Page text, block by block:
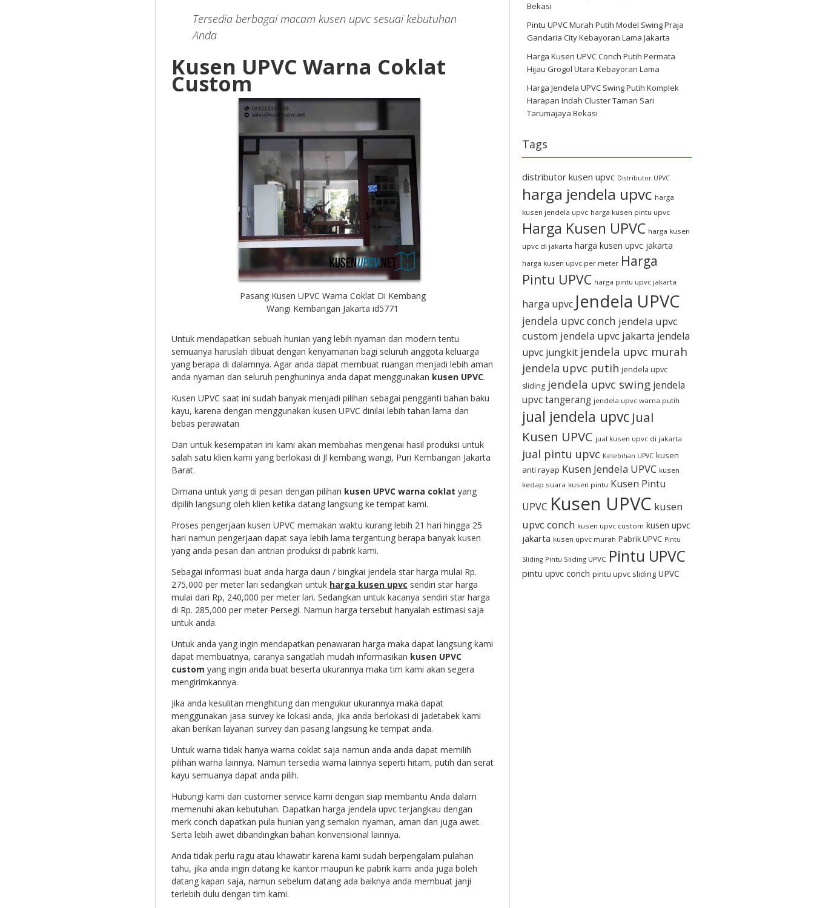
Tersedia berbagai macam kusen upvc sesuai kebutuhan
Anda
Kusen UPVC Warna Coklat
Custom
Pasang Kusen UPVC Warna Coklat Di Kembang
Wangi Kembangan Jakarta id5771
Untuk mendapatkan sebuah hunian yang lebih nyaman dan modern tentu
semuanya haruslah dibuat dengan kenyamanan bagi seluruh anggota keluarga
yang berapa di dalamnya. Agar anda dapat membuat ruangan menjadi lebih aman
anda nyaman dan seluruh penghuninya anda dapat menggunakan kusen UPVC.
Kusen UPVC saat ini sudah banyak menjadi pilihan sebagai pengganti bahan baku
kayu, karena dengan menggunakan kusen UPVC dinilai lebih tahan lama dan
bebas perawatan
Dan untuk kesempatan ini kami akan membahas mengenai hasil produksi untuk
salah satu klien kami yang berlokasi di Jl kembang wangi, Puri Kembangan Jakarta
Barat.
Dimana untuk yang di pesan dengan pilihan kusen UPVC warna coklat yang
dipilih langsung oleh klien ketika datang langsung ke tempat kami.
Proses pengerjaan kusen UPVC memakan waktu kurang lebih 21 hari hingga 25
hari namun pengerjaan dapat saya lebih lama tergantung berapa banyak kusen
yang anda pesan dan antrian produksi di pabrik kami.
Sebagai informasi buat anda harga daun / bingkai jendela star harga mulai Rp.
275,000 per meter lari sedangkan untuk harga kusen upvc sendiri star harga
mulai dari Rp, 240,000 per meter lari. Sedangkan untuk kacanya sendiri star harga
di Rp. 285,000 per meter Persegi. Namun harga tersebut hanyalah estimasi saja
untuk anda.
Untuk anda yang ingin mendapatkan penawaran harga maka dapat langsung kami
dapat membuatnya, caranya sangatlah mudah informasikan kusen UPVC
custom yang ingin anda buat beserta ukurannya maka tim kami akan segera
mengirimkannya.
Jika anda kesulitan menghitung dan mengukur ukurannya maka dapat
menggunakan jasa survey ke lokasi anda, jika anda berlokasi di jadetabek kami
akan berikan layanan survey dan pasang langsung ke tempat anda.
Untuk warna tidak hanya warna coklat saja namun anda anda dapat memilih
pilihan warna lainnya. Namun tersedia warna lainnya seperti hitam, putih dan serat
kayu semuanya dapat anda pilih.
Hubungi kami dan customer service kami dengan siap membantu Anda dalam
memenuhi akan kebutuhan. Dapatkan harga jendela upvc terjangkau dengan
merk conch dapatkan pula hunian yang semakin nyaman, aman dan juga awet.
Serta lebih awet dibandingkan bahan konvensional lainnya.
Anda tidak perlu ragu atau khawatir karena kami sudah berpengalam pulahan
tahu, jika anda ingin datang ke kantor maupun ke pabrik kami anda juga boleh
datang kapan saja, namun sebelum datang ada baiknya anda membuat janji
terlebih dulu dengan tim kami.
Bekasi
Pintu UPVC Murah Putih Model Swing Praja
Gandaria City Kebayoran Lama Jakarta
Harga Kusen UPVC Conch Putih Permata
Hijau Grogol Utara Kebayoran Lama
Harga Jendela UPVC Swing Putih Komplek
Harapan Indah Cluster Taman Sari
Tarumajaya Bekasi
Tags
distributor kusen upvc Distributor UPVC
harga jendela upvc harga
kusen jendela upvc harga kusen pintu upvc
Harga Kusen UPVC harga kusen
upvc di jakarta harga kusen upvc jakarta
harga kusen upvc per meter Harga
Pintu UPVC harga pintu upvc jakarta
harga upvc Jendela UPVC
jendela upvc conch jendela upvc
custom jendela upvc jakarta jendela
upvc jungkit jendela upvc murah
jendela upvc putih jendela upvc
sliding jendela upvc swing jendela
upvc tangerang jendela upvc warna putih
jual jendela upvc Jual
Kusen UPVC jual kusen upvc di jakarta
jual pintu upvc Kelebihan UPVC kusen
anti rayap Kusen Jendela UPVC kusen
kedap suara kusen pintu Kusen Pintu
UPVC Kusen UPVC kusen
upvc conch kusen upvc custom kusen upvc
jakarta kusen upvc murah Pabrik UPVC Pintu
Sliding Pintu Sliding UPVC Pintu UPVC
pintu upvc conch pintu upvc sliding UPVC